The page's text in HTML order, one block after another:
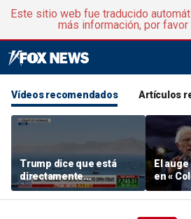
Este sitio web fue traducido
más información, por favor
Vídeos recomendados Artículos
Trump dice que está
directamente
involucrado en las
negociaciones con Irán
El
en «
una
Partido